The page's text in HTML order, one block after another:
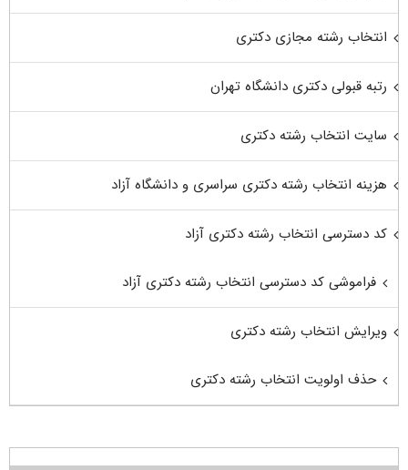
انتخاب رشته مجازی دکتری
رتبه قبولی دکتری دانشگاه تهران
سایت انتخاب رشته دکتری
هزینه انتخاب رشته دکتری سراسری و دانشگاه آزاد
کد دسترسی انتخاب رشته دکتری آزاد
فراموشی کد دسترسی انتخاب رشته دکتری آزاد
ویرایش انتخاب رشته دکتری
حذف اولویت انتخاب رشته دکتری